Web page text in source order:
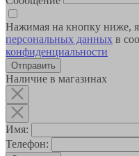
Нажимая на кнопку ниже,
персональных данных в
конфиденциальности
Наличие в магазинах
Имя:
Телефон: